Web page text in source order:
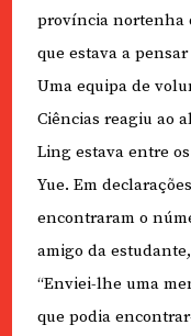
província nortenha
que estava a
Uma equipa de
Ciências reagiu ao
Ling estava entre
Yue. Em
encontraram o
amigo da
“Enviei-lhe uma
que podia